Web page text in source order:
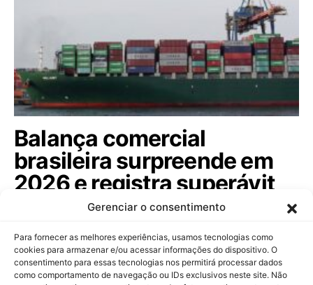
Gerenciar o consentimento
Para fornecer as melhores experiências, usamos tecnologias como
cookies para armazenar e/ou acessar informações do dispositivo. O
consentimento para essas tecnologias nos permitirá processar dados
como comportamento de navegação ou IDs exclusivos neste site. Não
Balança comercial
brasileira surpreende em
2026 e registra superávit
de US$ 7,1 bi em julho
Com exportações em alta no setor extrativo e
agropecuário, o Brasil acumula saldo…